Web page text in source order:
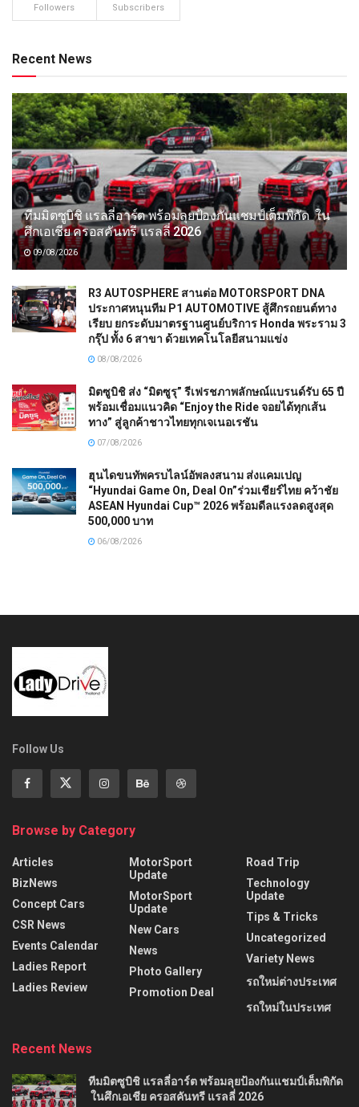
Followers Subscribers
Recent News
ทีมมิตซูบิชิ แรลลี่อาร์ต พร้อมลุยป้องกันแชมป์เต็มพิกัด ใน
ศึกเอเชีย ครอสคันทรี แรลลี่ 2026
09/08/2026
R3 AUTOSPHERE สานต่อ MOTORSPORT DNA
ประกาศหนุนทีม P1 AUTOMOTIVE สู้ศึกรถยนต์ทาง
เรียบ ยกระดับมาตรฐานศูนย์บริการ Honda พระราม 3
กรุ๊ป ทั้ง 6 สาขา ด้วยเทคโนโลยีสนามแข่ง
08/08/2026
มิตซูบิชิ ส่ง “มิตซูรุ” รีเฟรชภาพลักษณ์แบรนด์รับ 65 ปี
พร้อมเชื่อมแนวคิด “Enjoy the Ride จอยได้ทุกเส้น
ทาง” สู่ลูกค้าชาวไทยทุกเจเนอเรชัน
07/08/2026
ฮุนไดขนทัพครบไลน์อัพลงสนาม ส่งแคมเปญ
“Hyundai Game On, Deal On”ร่วมเชียร์ไทย คว้าชัย
ASEAN Hyundai Cup™ 2026 พร้อมดีลแรงลดสูงสุด
500,000 บาท
06/08/2026
Follow Us
Browse by Category
Articles
BizNews
Concept Cars
CSR News
Events Calendar
Ladies Report
Ladies Review
MotorSport
Update
MotorSport
Update
New Cars
News
Photo Gallery
Promotion Deal
Road Trip
Technology
Update
Tips & Tricks
Uncategorized
Variety News
รถใหม่ต่างประเทศ
รถใหม่ในประเทศ
Recent News
ทีมมิตซูบิชิ แรลลี่อาร์ต พร้อมลุยป้องกันแชมป์เต็มพิกัด
ในศึกเอเชีย ครอสคันทรี แรลลี่ 2026